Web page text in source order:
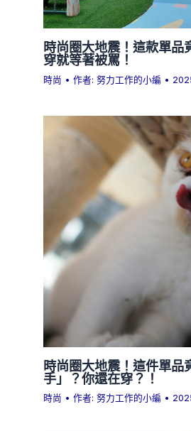
時尚圈大地震！這款單品
穿就等著被罵！
時尚 • 作者:努力工作的小編 •
時尚圈大地震！這件單品
手」？你還在穿？！
時尚 • 作者:努力工作的小編 •